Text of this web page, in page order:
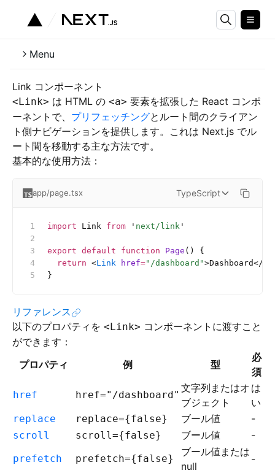
Menu
Link コンポーネント
<Link> は HTML の <a> 要素を拡張した React コンポ
ーネントで、 プリフェッチングとルート間のクライアン
ト側ナビゲーションを提供します。これは Next.js でル
ート間を移動する主な方法です。
基本的な使用方法：
app/page.tsx TypeScript
import Link from ' next/link '
export default function Page () {
  return
<Link href="/dashboard">Dashboard</
}
リファレンス
以下のプロパティを <Link> コンポーネントに渡すこと
ができます：
プロパティ
例 型
必
須
href href="/dashboard"
文字列またはオ
ブジェクト
は
い
replace replace={false} ブール値 -
scroll scroll={false} ブール値 -
prefetch prefetch={false}
ブール値または
null
-